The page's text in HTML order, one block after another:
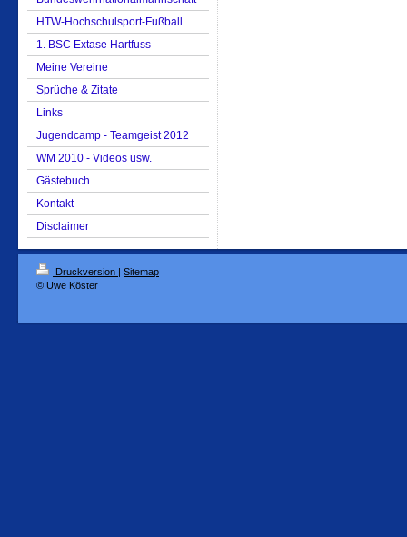
HTW-Hochschulsport-Fußball
1. BSC Extase Hartfuss
Meine Vereine
Sprüche & Zitate
Links
Jugendcamp - Teamgeist 2012
WM 2010 - Videos usw.
Gästebuch
Kontakt
Disclaimer
Druckversion | Sitemap
© Uwe Köster